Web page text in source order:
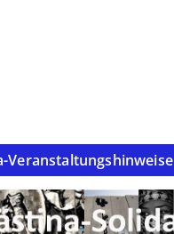
Veranstaltungshinweise